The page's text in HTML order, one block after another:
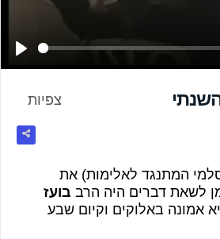
Play
צפיות
המתנגד לאלימות) את
לשאת דברים היה הרב בועז
אמונה באלוקים וקיום שבע